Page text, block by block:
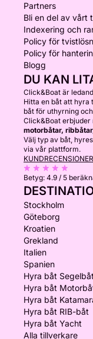
Partners
Bli en del av vårt
Indexering och
Policy för
Policy för
Blogg
DU KAN
Click&Boat är
Hitta en båt att hyra
båt för uthyrning
Click&Boat
motorbåtar,
Välj typ av båt,
via vår plattform.
KUNDRECENSIONER
Betyg: 4.9 / 5
Stockholm
Göteborg
Kroatien
Grekland
Italien
Spanien
Hyra båt Segelbåt
Hyra båt
Hyra båt
Hyra båt RIB-båt
Hyra båt Yacht
Alla tillverkare